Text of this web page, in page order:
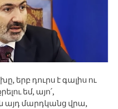
երբ դուրս է գալիս ու
եմ, այո՛,
այդ մարդկանց վրա,